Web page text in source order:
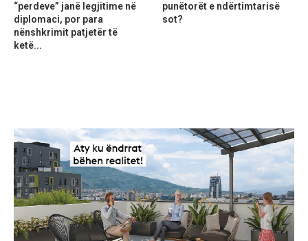
“perdeve” janë legjitime në
diplomaci, por para
nënshkrimit patjetër të
ketë...
punëtorët e ndërtimtarisë
sot?